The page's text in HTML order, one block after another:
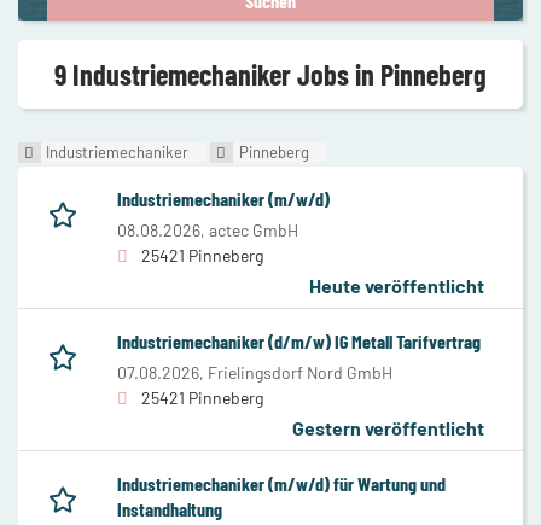
9 Industriemechaniker Jobs in Pinneberg
Industriemechaniker Pinneberg
Industriemechaniker (m/w/d)
08.08.2026, actec GmbH
25421 Pinneberg
Heute veröffentlicht
Industriemechaniker (d/m/w) IG Metall Tarifvertrag
07.08.2026, Frielingsdorf Nord GmbH
25421 Pinneberg
Gestern veröffentlicht
Industriemechaniker (m/w/d) für Wartung und
Instandhaltung